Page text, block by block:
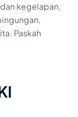
kegelapan,
Paskah